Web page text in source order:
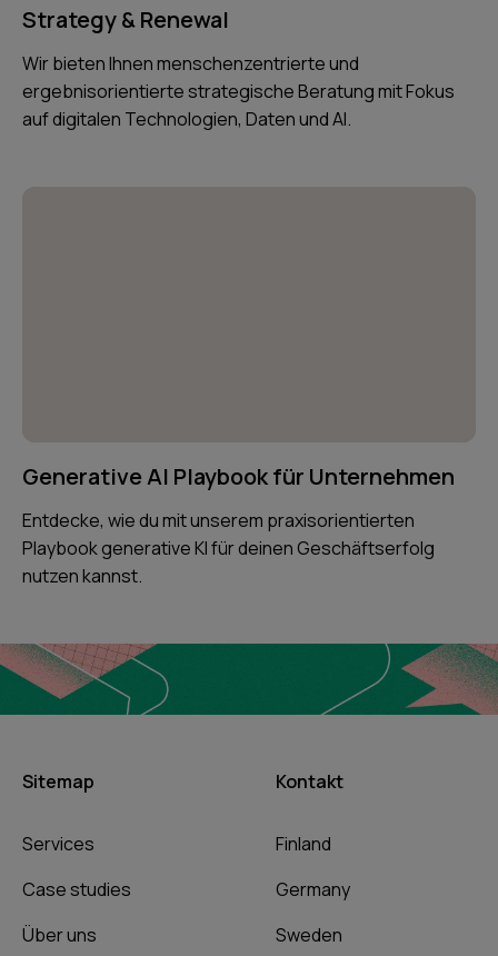
Strategy & Renewal
Wir bieten Ihnen menschenzentrierte und
ergebnisorientierte strategische Beratung mit Fokus
auf digitalen Technologien, Daten und AI.
Generative AI Playbook für Unternehmen
Entdecke, wie du mit unserem praxisorientierten
Playbook generative KI für deinen Geschäftserfolg
nutzen kannst.
Sitemap
Services
Case studies
Über uns
Kontakt
Finland
Germany
Sweden